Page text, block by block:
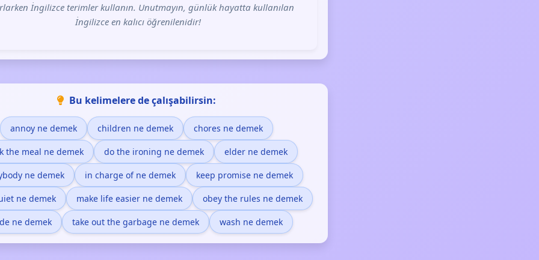
İngilizce terimler kullanın. Unutmayın, günlük hayatta kullanılan
İngilizce en kalıcı öğrenilenidir!
Bu kelimelere de çalışabilirsin:
annoy ne demek children ne demek chores ne demek
the meal ne demek do the ironing ne demek elder ne demek
ne demek in charge of ne demek keep promise ne demek
ne demek make life easier ne demek obey the rules ne demek
ne demek take out the garbage ne demek wash ne demek